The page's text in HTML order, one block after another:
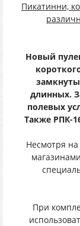
Пикатинни,
Новый
длинных.
полевых
Также РПК-
Несмотря
При